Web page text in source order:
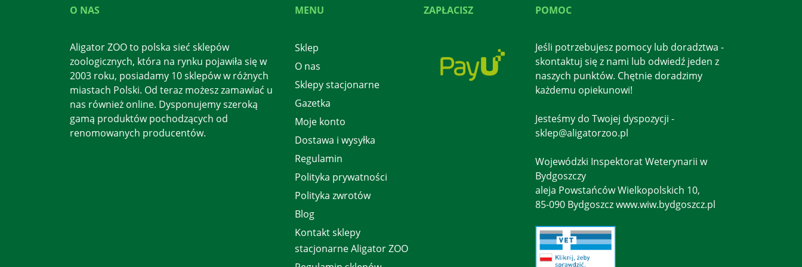
O NAS
Aligator ZOO to polska sieć sklepów
zoologicznych, która na rynku pojawiła się w
2003 roku, posiadamy 10 sklepów w różnych
miastach Polski. Od teraz możesz zamawiać u
nas również online. Dysponujemy szeroką
gamą produktów pochodzących od
renomowanych producentów.
MENU
Sklep
O nas
Sklepy stacjonarne
Gazetka
Moje konto
Dostawa i wysyłka
Regulamin
Polityka prywatności
Polityka zwrotów
Blog
Kontakt sklepy
stacjonarne Aligator ZOO
ZAPŁACISZ POMOC
Jeśli potrzebujesz pomocy lub doradztwa -
skontaktuj się z nami lub odwiedź jeden z
naszych punktów. Chętnie doradzimy
każdemu opiekunowi!
Jesteśmy do Twojej dyspozycji -
sklep@aligatorzoo.pl
Wojewódzki Inspektorat Weterynarii w
Bydgoszczy
aleja Powstańców Wielkopolskich 10,
85-090 Bydgoszcz www.wiw.bydgoszcz.pl